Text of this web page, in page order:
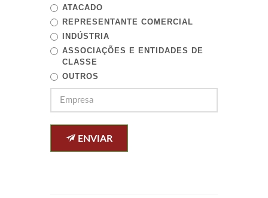
ATACADO
REPRESENTANTE COMERCIAL
INDÚSTRIA
ASSOCIAÇÕES E ENTIDADES DE
CLASSE
OUTROS
ENVIAR